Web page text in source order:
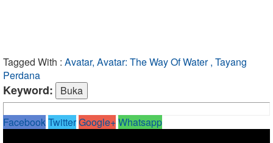
Tagged With : Avatar, Avatar: The Way Of Water , Tayang
Perdana
Keyword:
FacebookTwitterGoogle+Whatsapp